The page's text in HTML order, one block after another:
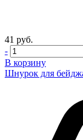
41 руб.
-
В корзину
Шнурок для